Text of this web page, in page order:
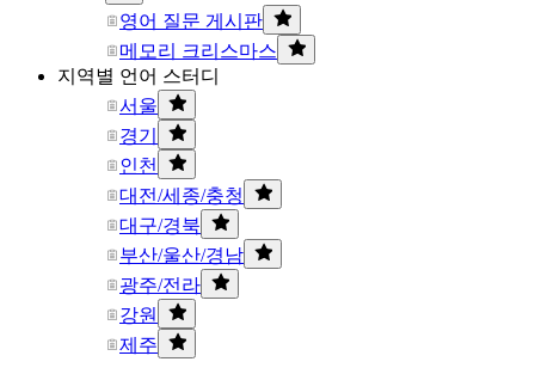
영어 질문 게시판
메모리 크리스마스
지역별 언어 스터디
서울
경기
인천
대전/세종/충청
대구/경북
부산/울산/경남
광주/전라
강원
제주